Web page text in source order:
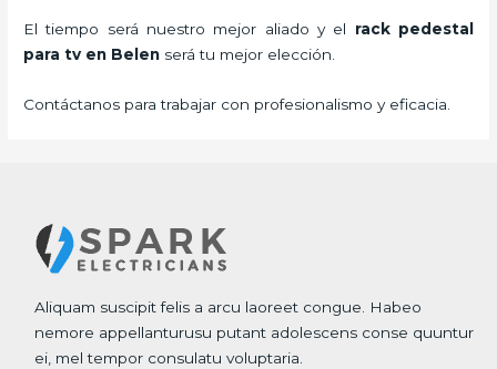
El tiempo será nuestro mejor aliado y el rack pedestal
para tv en Belen será tu mejor elección.
Contáctanos para trabajar con profesionalismo y eficacia.
Aliquam suscipit felis a arcu laoreet congue. Habeo
nemore appellanturusu putant adolescens conse quuntur
ei, mel tempor consulatu voluptaria.